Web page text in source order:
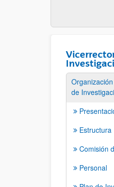
de
Estructura
Comisión
Personal